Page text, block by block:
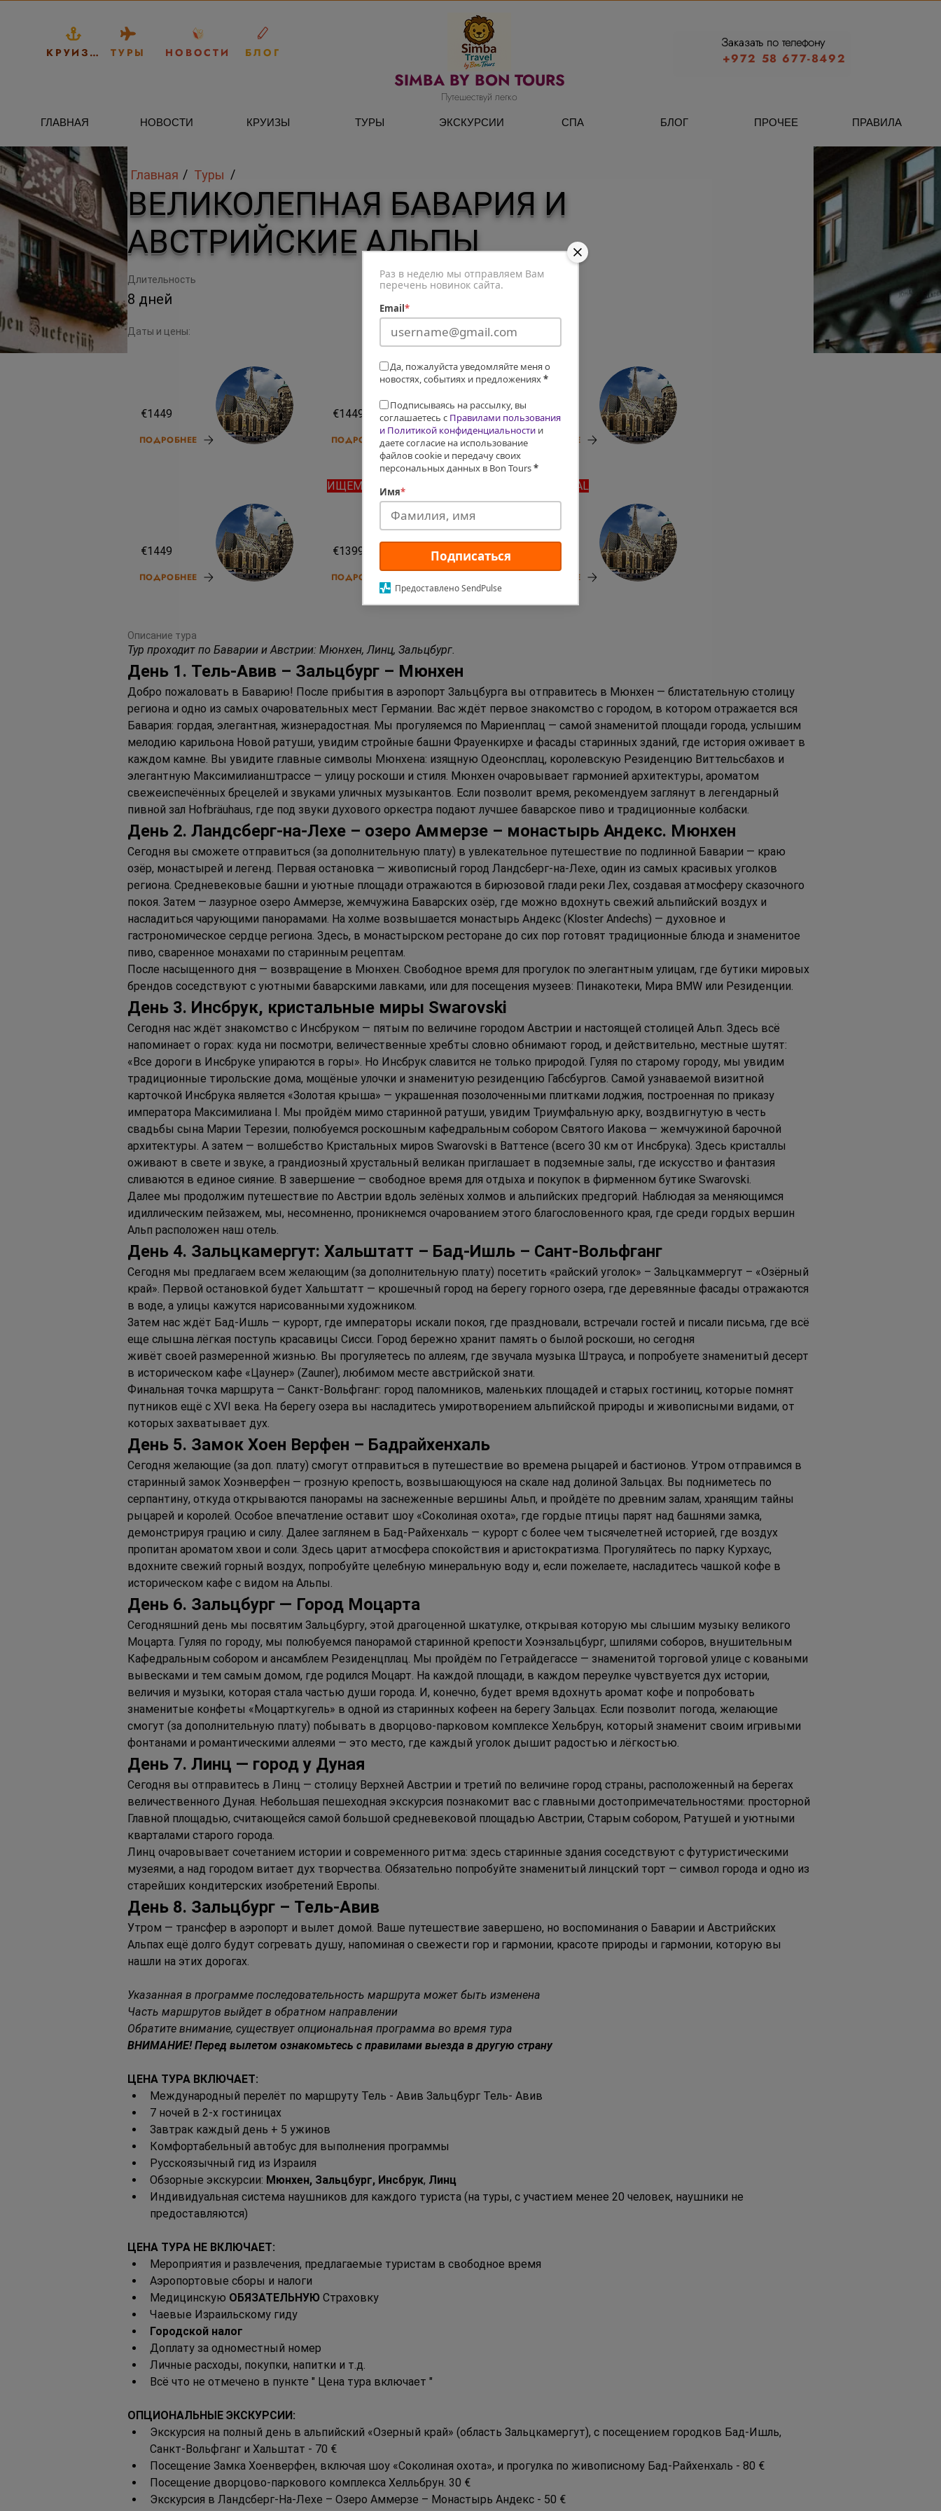
Раз в неделю мы отправляем Вам
перечень новинок сайта.
Email *
Да, пожалуйста уведомляйте меня о
новостях, событиях и предложениях*
Подписываясь на рассылку, вы
соглашаетесь с Правилами пользования
и Политикой конфиденциальности и
даете согласие на использование
файлов cookie и передачу своих
персональных данных в Bon Tours*
Имя*
Подписаться
Предоставлено SendPulse
КРУИЗЫ ТУРЫ НОВОСТИ БЛОГ
Путешествуй легко
SIMBA BY BON TOURS
+972 58 677-8492
Заказать по телефону
ГЛАВНАЯ НОВОСТИ КРУИЗЫ ТУРЫ ЭКСКУРСИИ СПА БЛОГ ПРОЧЕЕ ПРАВИЛА
ВЕЛИКОЛЕПНАЯ БАВАРИЯ И
АВСТРИЙСКИЕ АЛЬПЫ
Главная / Туры /
Длительность
8 дней
Даты и цены:
€1449
ПОДРОБНЕЕ
€1449
ПОДРОБНЕЕ
€1449
ПОДРОБНЕЕ
05.10.26
€1399
ПОДРОБНЕЕ
ИЩЕМ ПАРУ
€1449
ПОДРОБНЕЕ
12.10.26
ПОДРОБНЕЕ
ПОЛЕТ EL AL
Описание тура
Тур проходит по Баварии и Австрии: Мюнхен, Линц, Зальцбург.
День 1. Тель-Авив – Зальцбург – Мюнхен
Добро пожаловать в Баварию! После прибытия в аэропорт Зальцбурга вы отправитесь в Мюнхен — блистательную столицу
региона и одно из самых очаровательных мест Германии. Вас ждёт первое знакомство с городом, в котором отражается вся
Бавария: гордая, элегантная, жизнерадостная. Мы прогуляемся по Мариенплац — самой знаменитой площади города, услышим
мелодию карильона Новой ратуши, увидим стройные башни Фрауенкирхе и фасады старинных зданий, где история оживает в
каждом камне. Вы увидите главные символы Мюнхена: изящную Одеонсплац, королевскую Резиденцию Виттельсбахов и
элегантную Максимилианштрассе — улицу роскоши и стиля. Мюнхен очаровывает гармонией архитектуры, ароматом
свежеиспечённых брецелей и звуками уличных музыкантов. Если позволит время, рекомендуем заглянут в легендарный
пивной зал Hofbräuhaus, где под звуки духового оркестра подают лучшее баварское пиво и традиционные колбаски.
День 2. Ландсберг-на-Лехе – озеро Аммерзе – монастырь Андекс. Мюнхен
Сегодня вы сможете отправиться (за дополнительную плату) в увлекательное путешествие по подлинной Баварии — краю
озёр, монастырей и легенд. Первая остановка — живописный город Ландсберг-на-Лехе, один из самых красивых уголков
региона. Средневековые башни и уютные площади отражаются в бирюзовой глади реки Лех, создавая атмосферу сказочного
покоя. Затем — лазурное озеро Аммерзе, жемчужина Баварских озёр, где можно вдохнуть свежий альпийский воздух и
насладиться чарующими панорамами. На холме возвышается монастырь Андекс (Kloster Andechs) — духовное и
гастрономическое сердце региона. Здесь, в монастырском ресторане до сих пор готовят традиционные блюда и знаменитое
пиво, сваренное монахами по старинным рецептам.
После насыщенного дня — возвращение в Мюнхен. Свободное время для прогулок по элегантным улицам, где бутики мировых
брендов соседствуют с уютными баварскими лавками, или для посещения музеев: Пинакотеки, Мира BMW или Резиденции.
День 3. Инсбрук, кристальные миры Swarovski
Сегодня нас ждёт знакомство с Инсбруком — пятым по величине городом Австрии и настоящей столицей Альп. Здесь всё
напоминает о горах: куда ни посмотри, величественные хребты словно обнимают город, и действительно, местные шутят:
«Все дороги в Инсбруке упираются в горы». Но Инсбрук славится не только природой. Гуляя по старому городу, мы увидим
традиционные тирольские дома, мощёные улочки и знаменитую резиденцию Габсбургов. Самой узнаваемой визитной
карточкой Инсбрука является «Золотая крыша» — украшенная позолоченными плитками лоджия, построенная по приказу
императора Максимилиана I. Мы пройдём мимо старинной ратуши, увидим Триумфальную арку, воздвигнутую в честь
свадьбы сына Марии Терезии, полюбуемся роскошным кафедральным собором Святого Иакова — жемчужиной барочной
архитектуры. А затем — волшебство Кристальных миров Swarovski в Ваттенсе (всего 30 км от Инсбрука). Здесь кристаллы
оживают в свете и звуке, а грандиозный хрустальный великан приглашает в подземные залы, где искусство и фантазия
сливаются в единое сияние. В завершение — свободное время для отдыха и покупок в фирменном бутике Swarovski.
Далее мы продолжим путешествие по Австрии вдоль зелёных холмов и альпийских предгорий. Наблюдая за меняющимся
идиллическим пейзажем, мы, несомненно, проникнемся очарованием этого благословенного края, где среди гордых вершин
Альп расположен наш отель.
День 4. Зальцкамергут: Хальштатт – Бад-Ишль – Сант-Вольфганг
Сегодня мы предлагаем всем желающим (за дополнительную плату) посетить «райский уголок» – Зальцкаммергут – «Озёрный
край». Первой остановкой будет Хальштатт — крошечный город на берегу горного озера, где деревянные фасады отражаются
в воде, а улицы кажутся нарисованными художником.
Затем нас ждёт Бад-Ишль — курорт, где императоры искали покоя, где праздновали, встречали гостей и писали письма, где всё
еще слышна лёгкая поступь красавицы Сисси. Город бережно хранит память о былой роскоши, но сегодня
живёт своей размеренной жизнью. Вы прогуляетесь по аллеям, где звучала музыка Штрауса, и попробуете знаменитый десерт
в историческом кафе «Цаунер» (Zauner), любимом месте австрийской знати.
Финальная точка маршрута — Санкт-Вольфганг: город паломников, маленьких площадей и старых гостиниц, которые помнят
путников ещё с XVI века. На берегу озера вы насладитесь умиротворением альпийской природы и живописными видами, от
которых захватывает дух.
День 5. Замок Хоен Верфен – Бадрайхенхаль
Сегодня желающие (за доп. плату) смогут отправиться в путешествие во времена рыцарей и бастионов. Утром отправимся в
старинный замок Хоэнверфен — грозную крепость, возвышающуюся на скале над долиной Зальцах. Вы подниметесь по
серпантину, откуда открываются панорамы на заснеженные вершины Альп, и пройдёте по древним залам, хранящим тайны
рыцарей и королей. Особое впечатление оставит шоу «Соколиная охота», где гордые птицы парят над башнями замка,
демонстрируя грацию и силу. Далее заглянем в Бад-Райхенхаль — курорт с более чем тысячелетней историей, где воздух
пропитан ароматом хвои и соли. Здесь царит атмосфера спокойствия и аристократизма. Прогуляйтесь по парку Курхаус,
вдохните свежий горный воздух, попробуйте целебную минеральную воду и, если пожелаете, насладитесь чашкой кофе в
историческом кафе с видом на Альпы.
День 6. Зальцбург — Город Моцарта
Сегодняшний день мы посвятим Зальцбургу, этой драгоценной шкатулке, открывая которую мы слышим музыку великого
Моцарта. Гуляя по городу, мы полюбуемся панорамой старинной крепости Хоэнзальцбург, шпилями соборов, внушительным
Кафедральным собором и ансамблем Резиденцплац. Мы пройдём по Гетрайдегассе — знаменитой торговой улице с коваными
вывесками и тем самым домом, где родился Моцарт. На каждой площади, в каждом переулке чувствуется дух истории,
величия и музыки, которая стала частью души города. И, конечно, будет время вдохнуть аромат кофе и попробовать
знаменитые конфеты «Моцарткугель» в одной из старинных кофеен на берегу Зальцах. Если позволит погода, желающие
смогут (за дополнительную плату) побывать в дворцово-парковом комплексе Хельбрун, который знаменит своим игривыми
фонтанами и романтическими аллеями — это место, где каждый уголок дышит радостью и лёгкостью.
День 7. Линц — город у Дуная
Сегодня вы отправитесь в Линц — столицу Верхней Австрии и третий по величине город страны, расположенный на берегах
величественного Дуная. Небольшая пешеходная экскурсия познакомит вас с главными достопримечательностями: просторной
Главной площадью, считающейся самой большой средневековой площадью Австрии, Старым собором, Ратушей и уютными
кварталами старого города.
Линц очаровывает сочетанием истории и современного ритма: здесь старинные здания соседствуют с футуристическими
музеями, а над городом витает дух творчества. Обязательно попробуйте знаменитый линцский торт — символ города и одно из
старейших кондитерских изобретений Европы.
День 8. Зальцбург – Тель-Авив
Утром — трансфер в аэропорт и вылет домой. Ваше путешествие завершено, но воспоминания о Баварии и Австрийских
Альпах ещё долго будут согревать душу, напоминая о свежести гор и гармонии, красоте природы и гармонии, которую вы
нашли на этих дорогах.
Указанная в программе последовательность маршрута может быть изменена
Чаcть маршрутов выйдет в обратном направлении
Обратите внимание, существует опциональная программа во время тура
ВНИМАНИЕ! Перед вылетом ознакомьтесь с правилами выезда в другую страну
ЦЕНА ТУРА ВКЛЮЧАЕТ:
Международный перелёт по маршруту Тель - Авив Зальцбург Тель- Авив
7 ночей в 2-х гостиницах
Завтрак каждый день + 5 ужинов
Комфортабельный автобус для выполнения программы
Русскоязычный гид из Израиля
Обзорные экскурсии: Мюнхен, Зальцбург, Инсбрук, Линц
Индивидуальная система наушников для каждого туриста (на туры, с участием менее 20 человек, наушники не
предоставляются)
ЦЕНА ТУРА НЕ ВКЛЮЧАЕТ:
Мероприятия и развлечения, предлагаемые туристам в свободное время
Аэропортовые сборы и налоги
Медицинскую ОБЯЗАТЕЛЬНУЮ Страховку
Чаевые Израильскому гиду
Городской налог
Доплату за одноместный номер
Личные расходы, покупки, напитки и т.д.
Всё что не отмечено в пункте " Цена тура включает "
ОПЦИОНАЛЬНЫЕ ЭКСКУРСИИ:
Экскурсия на полный день в альпийский «Озерный край» (область Зальцкамергут), с посещением городков Бад-Ишль,
Санкт-Вольфганг и Хальштат - 70 €
Посещение Замка Хоенверфен, включая шоу «Соколиная охота», и прогулка по живописному Бад-Райхенхаль - 80 €
Посещение дворцово-паркового комплекса Хелльбрун. 30 €
Экскурсия в Ландсберг-На-Лехе – Озеро Аммерзе – Монастырь Андекс - 50 €